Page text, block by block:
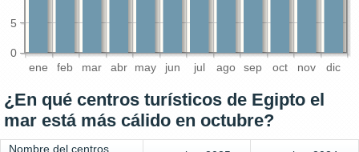
ene feb mar abr may jun jul ago sep oct nov dic
0
5
¿En qué centros turísticos de Egipto el
mar está más cálido en octubre?
Nombre del centros